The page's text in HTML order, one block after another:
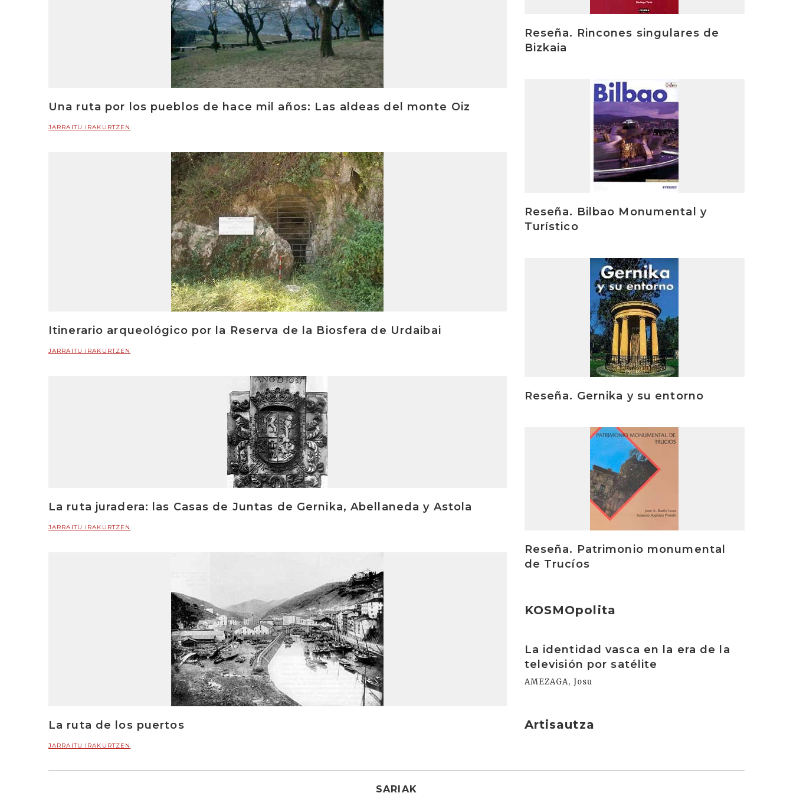
Una ruta por los pueblos de hace mil años: Las aldeas del monte Oiz
JARRAITU IRAKURTZEN
Itinerario arqueológico por la Reserva de la Biosfera de Urdaibai
JARRAITU IRAKURTZEN
La ruta juradera: las Casas de Juntas de Gernika, Abellaneda y Astola
JARRAITU IRAKURTZEN
La ruta de los puertos
JARRAITU IRAKURTZEN
Reseña. Rincones singulares de
Bizkaia
Reseña. Bilbao Monumental y
Turístico
Reseña. Gernika y su entorno
Reseña. Patrimonio monumental
de Trucíos
KOSMOpolita
La identidad vasca en la era de la
televisión por satélite
AMEZAGA, Josu
Artisautza
SARIAK